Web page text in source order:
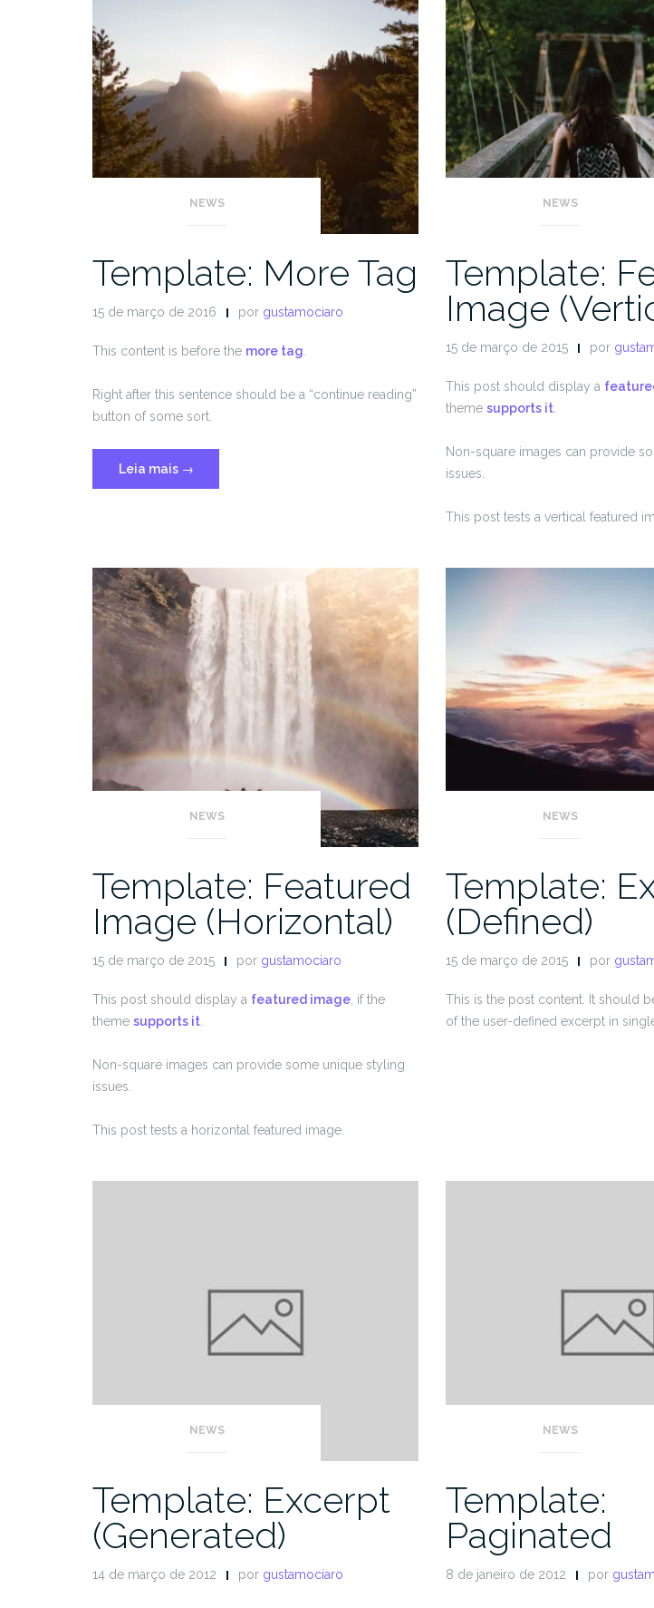
NEWS
Template: More Tag
15 de março de 2016 por gustamociaro
This content is before the more tag
Right after this sentence should be a “continue reading”
button of some sort.
Leia mais “Template:
More
→
NEWS
Template:
Image
15 de março de 2015 por
This post should display a
theme supports it
Non-square images can provide
issues.
This post tests a vertical featured
NEWS
Template: Featured
Image (Horizontal)
15 de março de 2015 por gustamociaro
This post should display a featured image , if the
theme supports it
Non-square images can provide some unique styling
issues.
This post tests a horizontal featured image.
NEWS
Template:
(Defined)
15 de março de 2015 por
This is the post content. It should
of the user-defined excerpt in
NEWS
Template: Excerpt
(Generated)
14 de março de 2012 por gustamociaro
NEWS
Template:
Paginated
8 de janeiro de 2012 por